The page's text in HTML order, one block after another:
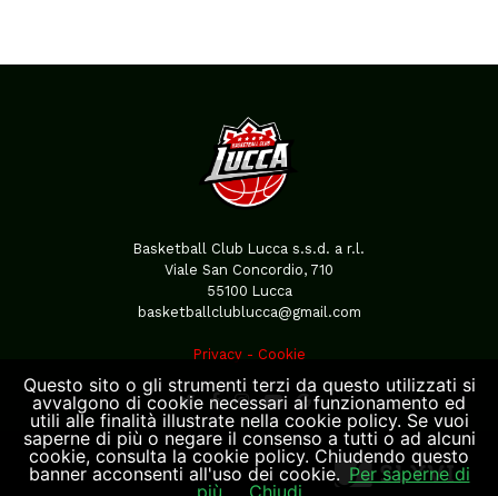
Basketball Club Lucca s.s.d. a r.l.
Viale San Concordio, 710
55100 Lucca
basketballclublucca@gmail.com
Privacy- Cookie
Questo sito o gli strumenti terzi da questo utilizzati si
avvalgono di cookie necessari al funzionamento ed
utili alle finalità illustrate nella cookie policy. Se vuoi
saperne di più o negare il consenso a tutti o ad alcuni
cookie, consulta la cookie policy. Chiudendo questo
banner acconsenti all'uso dei cookie. Per saperne di
più
Chiudi